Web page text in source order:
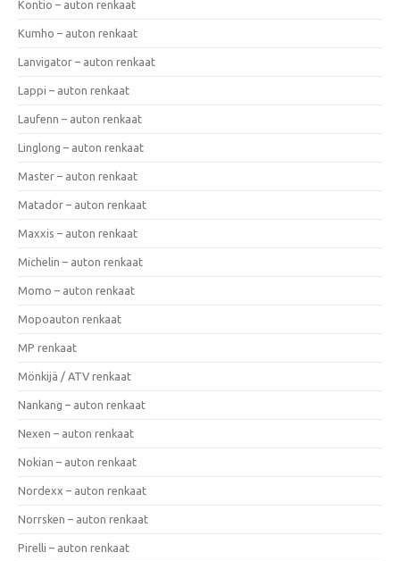
Kontio – auton renkaat
Kumho – auton renkaat
Lanvigator – auton renkaat
Lappi – auton renkaat
Laufenn – auton renkaat
Linglong – auton renkaat
Master – auton renkaat
Matador – auton renkaat
Maxxis – auton renkaat
Michelin – auton renkaat
Momo – auton renkaat
Mopoauton renkaat
MP renkaat
Mönkijä / ATV renkaat
Nankang – auton renkaat
Nexen – auton renkaat
Nokian – auton renkaat
Nordexx – auton renkaat
Norrsken – auton renkaat
Pirelli – auton renkaat